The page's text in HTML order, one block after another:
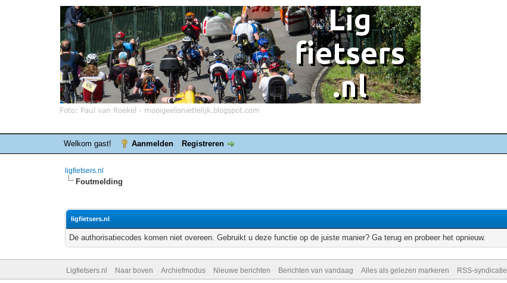
Welkom gast! Aanmelden Registreren
ligfietsers.nl
Foutmelding
ligfietsers.nl
De authorisatiecodes komen niet overeen. Gebruikt u deze functie op de juiste manier? Ga terug en probeer het opnieuw.
Ligfietsers.nl Naar boven Archiefmodus Nieuwe berichten Berichten van vandaag Alles als gelezen markeren RSS-syndicatie